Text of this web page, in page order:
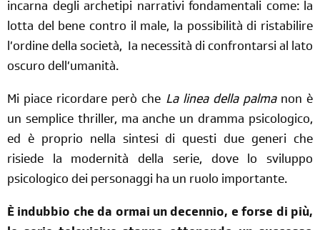
incarna degli archetipi narrativi fondamentali come: la
lotta del bene contro il male, la possibilità di ristabilire
l’ordine della società, Ia necessità di confrontarsi al lato
oscuro dell’umanità.
Mi piace ricordare però che La linea della palma non è
un semplice thriller, ma anche un dramma psicologico,
ed è proprio nella sintesi di questi due generi che
risiede la modernità della serie, dove lo sviluppo
psicologico dei personaggi ha un ruolo importante.
È indubbio che da ormai un decennio, e forse di più,